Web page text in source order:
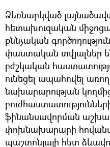
Ձեռնարկված
հետախուզական
քննչական
փաստական տվյալներ
բժշկական
ունեցել ապահովել
նախարարության
ֆինանսավորման
փոխնախարարի
պաշտոնյայի հետ